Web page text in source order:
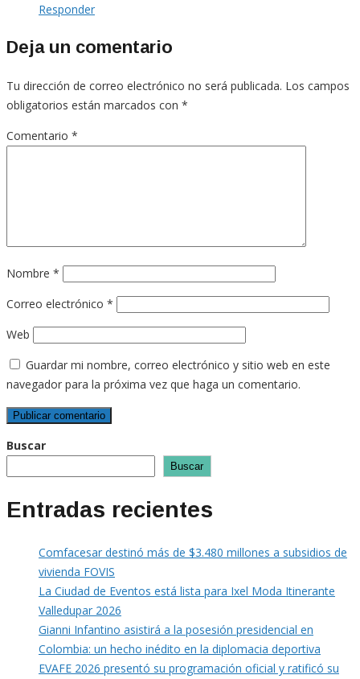
Responder
Deja un comentario
Tu dirección de correo electrónico no será publicada. Los campos
obligatorios están marcados con *
Comentario *
Nombre *
Correo electrónico *
Web
Guardar mi nombre, correo electrónico y sitio web en este
navegador para la próxima vez que haga un comentario.
Buscar
Buscar
Entradas recientes
Comfacesar destinó más de $3.480 millones a subsidios de
vivienda FOVIS
La Ciudad de Eventos está lista para Ixel Moda Itinerante
Valledupar 2026
Gianni Infantino asistirá a la posesión presidencial en
Colombia: un hecho inédito en la diplomacia deportiva
EVAFE 2026 presentó su programación oficial y ratificó su